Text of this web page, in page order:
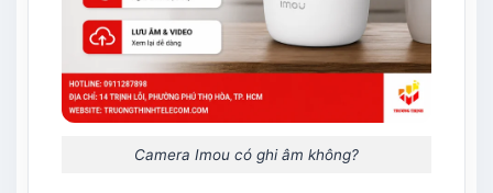
Camera Imou có ghi âm không?